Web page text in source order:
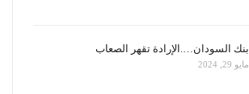
بنك السودان….الإرادة تقهر الصعاب
مايو 29, 2024